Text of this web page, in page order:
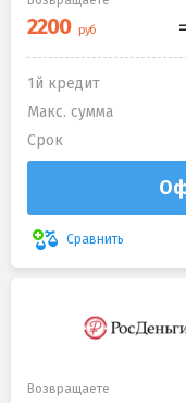
1й кредит
Макс. сумма
Срок
Сравнить
Возвращаете